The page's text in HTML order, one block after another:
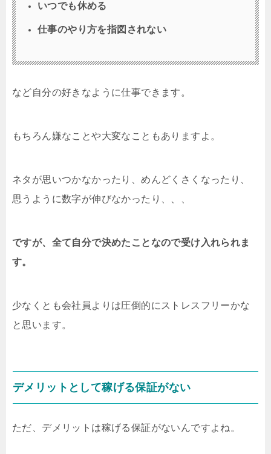
いつでも休める
仕事のやり方を指図されない
など自分の好きなように仕事できます。
もちろん嫌なことや大変なこともありますよ。
ネタが思いつかなかったり、めんどくさくなったり、
思うように数字が伸びなかったり、、、
ですが、全て自分で決めたことなので受け入れられま
す。
少なくとも会社員よりは圧倒的にストレスフリーかな
と思います。
デメリットとして稼げる保証がない
ただ、デメリットは稼げる保証がないんですよね。